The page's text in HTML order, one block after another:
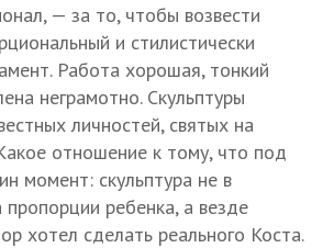
— за то, чтобы возвести
и стилистически
Работа хорошая, тонкий
неграмотно. Скульптуры
личностей, святых на
отношение к тому, что под
момент: скульптура не в
ребенка, а везде
хотел сделать реального Коста.